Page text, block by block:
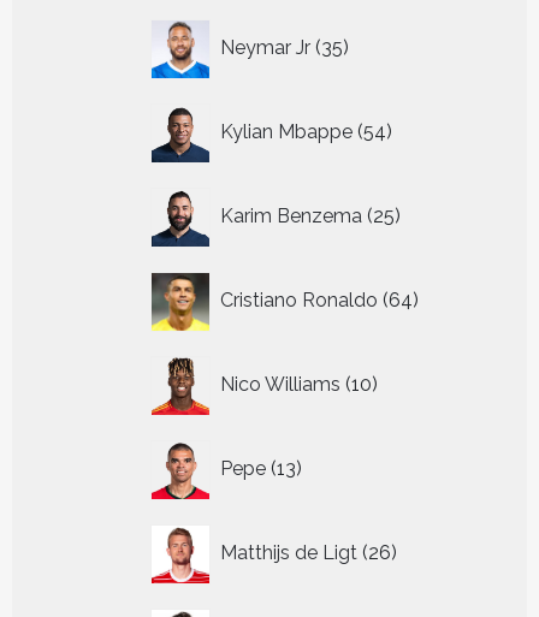
Neymar Jr 35
producten
Kylian Mbappe 54
producten
Karim Benzema 25
producten
Cristiano Ronaldo 64
producten
Nico Williams 10
producten
Pepe 13
producten
Matthijs de Ligt 26
producten